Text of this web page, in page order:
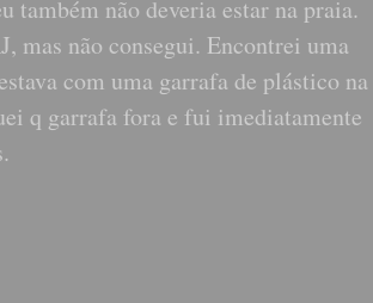
também não deveria estar na praia.
mas não consegui. Encontrei uma
com uma garrafa de plástico na
q garrafa fora e fui imediatamente